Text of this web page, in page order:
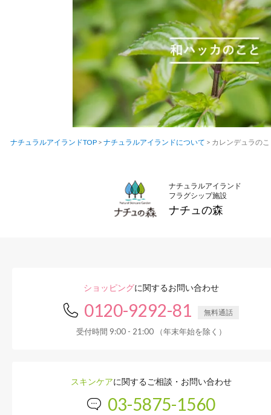
ナチュラルアイランドTOP > ナチュラルアイランドについて > カレンデュラの
ナチュラルアイランド
フラグシップ施設
ナチュの森
ショッピングに関するお問い合わせ
0120-9292-81 無料通話
受付時間 9:00 - 21:00 （年末年始を除く）
スキンケアに関するご相談・お問い合わせ
03-5875-1560